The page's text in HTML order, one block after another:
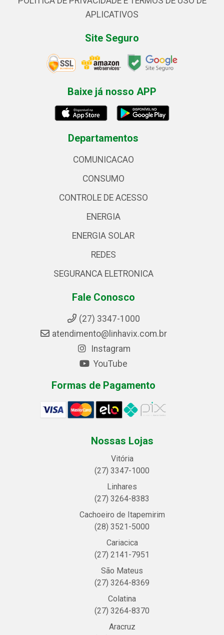
APLICATIVOS
Site Seguro
Baixe já nosso APP
Departamentos
COMUNICACAO
CONSUMO
CONTROLE DE ACESSO
ENERGIA
ENERGIA SOLAR
REDES
SEGURANCA ELETRONICA
Fale Conosco
(27) 3347-1000
atendimento@linhavix.com.br
Instagram
YouTube
Formas de Pagamento
Nossas Lojas
Vitória
(27) 3347-1000
Linhares
(27) 3264-8383
Cachoeiro de Itapemirim
(28) 3521-5000
Cariacica
(27) 2141-7951
São Mateus
(27) 3264-8369
Colatina
(27) 3264-8370
Aracruz